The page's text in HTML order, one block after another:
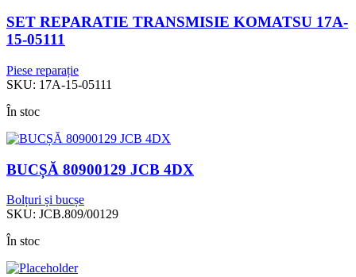
SET REPARATIE TRANSMISIE KOMATSU 17A-
15-05111
Piese reparație
SKU: 17A-15-05111
În stoc
BUCȘĂ 80900129 JCB 4DX
Bolțuri și bucșe
SKU: JCB.809/00129
În stoc